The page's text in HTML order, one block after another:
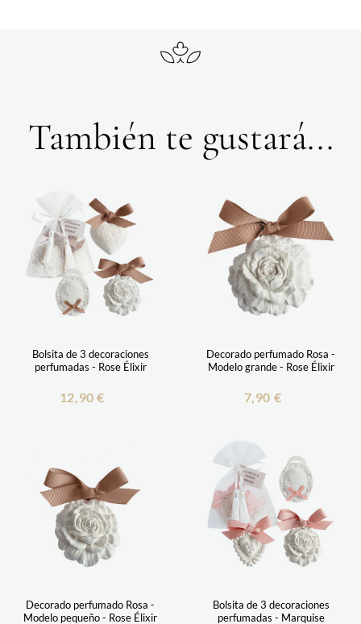
También te gustará...
Bolsita de 3 decoraciones
perfumadas - Rose Élixir
12,90 €
Decorado perfumado Rosa -
Modelo grande - Rose Élixir
7,90 €
Decorado perfumado Rosa -
Modelo pequeño - Rose Élixir
Bolsita de 3 decoraciones
perfumadas - Marquise